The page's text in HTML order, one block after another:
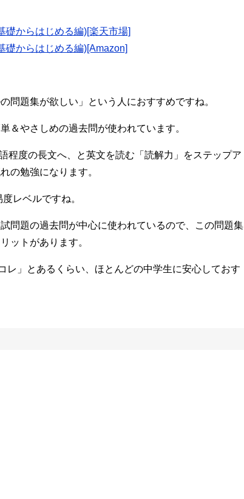
からはじめる編)[楽天市場]
からはじめる編)[Amazon]
問題集が欲しい」という人におすすめですね。
＆やさしめの過去問が使われています。
程度の長文へ、と英文を読む「読解力」をステップア
の勉強になります。
レベルですね。
問題の過去問が中心に使われているので、この問題集
ットがあります。
レ」とあるくらい、ほとんどの中学生に安心しておす